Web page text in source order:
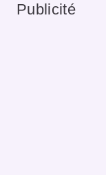
Publicité